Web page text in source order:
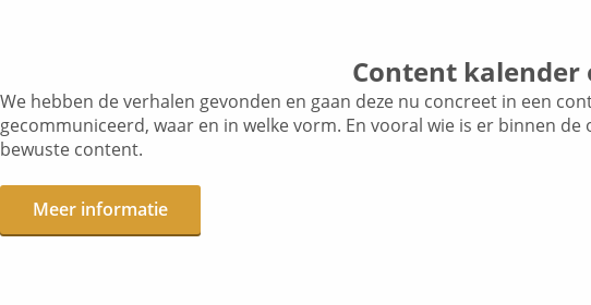
Content kalender
We hebben de verhalen gevonden en gaan deze nu concreet in een
gecommuniceerd, waar en in welke vorm. En vooral wie is er binnen
bewuste content.
Meer informatie